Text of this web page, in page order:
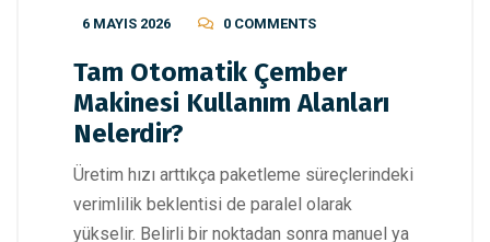
6 MAYIS 2026 0 COMMENTS
Tam Otomatik Çember
Makinesi Kullanım Alanları
Nelerdir?
Üretim hızı arttıkça paketleme süreçlerindeki
verimlilik beklentisi de paralel olarak
yükselir. Belirli bir noktadan sonra manuel ya